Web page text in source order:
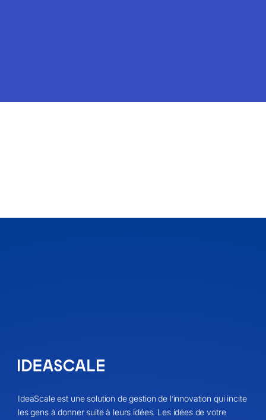
IdeaScale est une solution de gestion de l’innovation qui incite
les gens à donner suite à leurs idées. Les idées de votre